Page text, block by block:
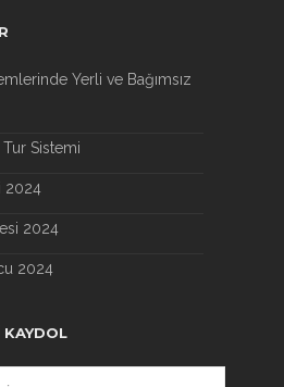
Yerli ve Bağımsız
Sistemi
2024
2024
2024
KAYDOL